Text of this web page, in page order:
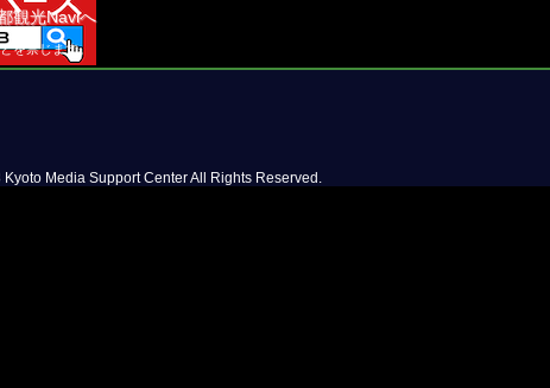
観光Naviへ
を禁じます。
Kyoto Media Support Center All Rights Reserved.